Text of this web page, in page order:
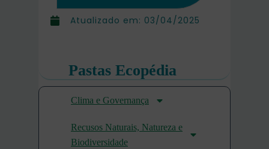
Atualizado em: 03/04/2025
Pastas Ecopédia
Clima e Governança
Recusos Naturais, Natureza e
Biodiversidade